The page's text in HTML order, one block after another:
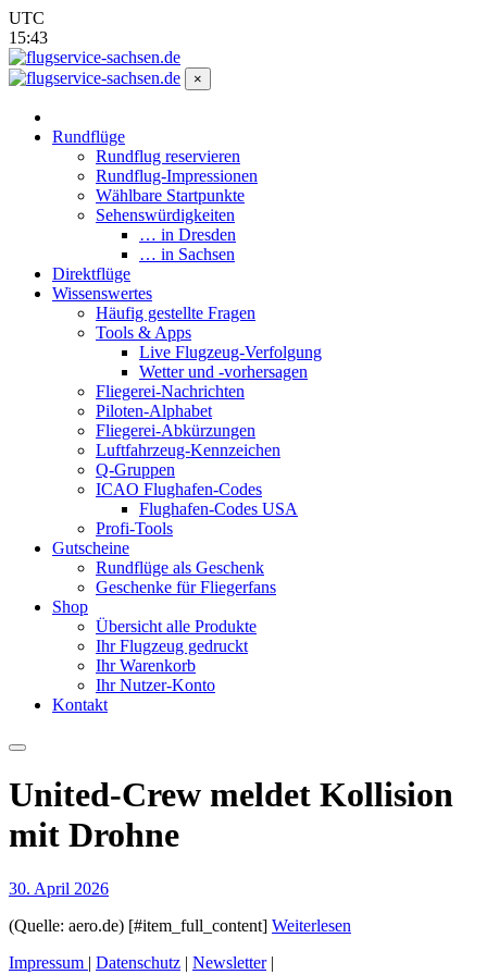
UTC
15:43
×
Rundflüge
Rundflug reservieren
Rundflug-Impressionen
Wählbare Startpunkte
Sehenswürdigkeiten
… in Dresden
… in Sachsen
Direktflüge
Wissenswertes
Häufig gestellte Fragen
Tools & Apps
Live Flugzeug-Verfolgung
Wetter und -vorhersagen
Fliegerei-Nachrichten
Piloten-Alphabet
Fliegerei-Abkürzungen
Luftfahrzeug-Kennzeichen
Q-Gruppen
ICAO Flughafen-Codes
Flughafen-Codes USA
Profi-Tools
Gutscheine
Rundflüge als Geschenk
Geschenke für Fliegerfans
Shop
Übersicht alle Produkte
Ihr Flugzeug gedruckt
Ihr Warenkorb
Ihr Nutzer-Konto
Kontakt
United-Crew meldet Kollision
mit Drohne
30. April 2026
(Quelle: aero.de) [#item_full_content] Weiterlesen
Impressum | Datenschutz | Newsletter|